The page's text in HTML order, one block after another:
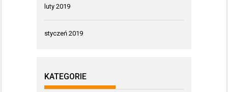
luty 2019
styczeń 2019
KATEGORIE